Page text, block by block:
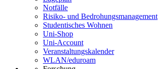
Notfälle
Risiko- und Bedrohungsmanagement
Studentisches Wohnen
Uni-Shop
Uni-Account
Veranstaltungskalender
WLAN/eduroam